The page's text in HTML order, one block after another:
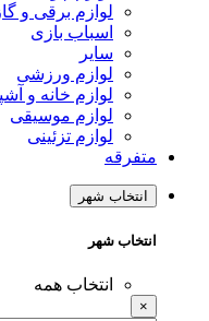
لوازم برقی و گازی
اسباب بازی
سایر
لوازم ورزشی
لوازم خانه و
لوازم موسیقی
لوازم تزئینی
متفرقه
انتخاب شهر
انتخاب شهر
انتخاب همه